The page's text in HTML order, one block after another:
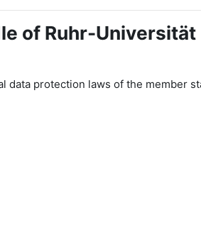
of Ruhr-Universität
data protection laws of the member